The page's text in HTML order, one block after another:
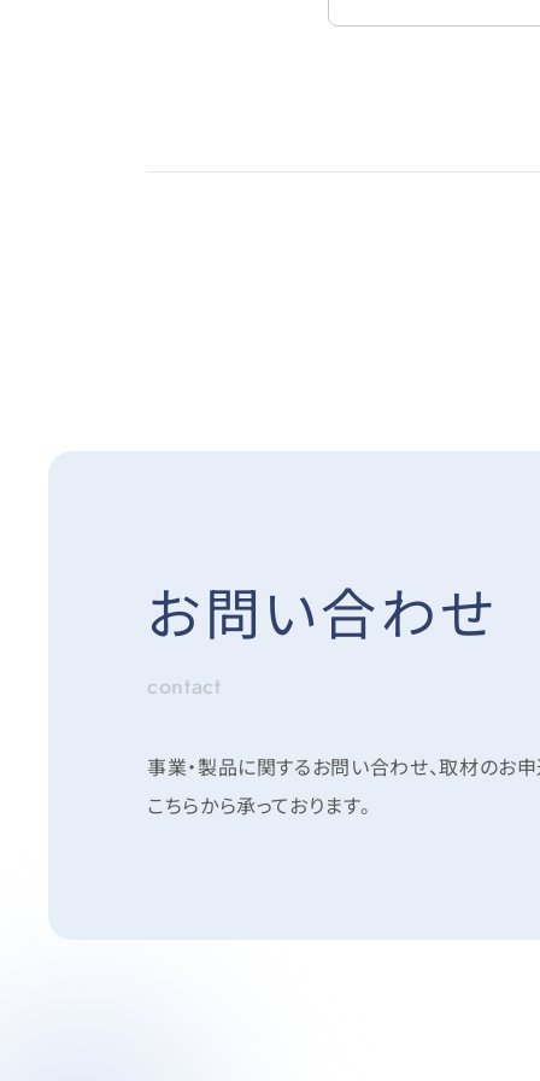
お問い合わせ
contact
事業・製品に関するお問い合わせ、取材のお
こちらから承っております。